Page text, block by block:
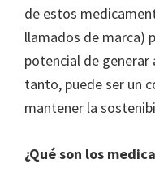
de estos
llamados de marca)
potencial de generar
tanto, puede ser un
mantener la
¿Qué son los